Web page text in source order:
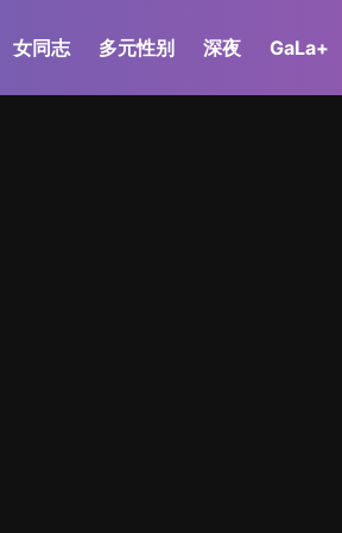
女同志 多元性别 深夜 GaLa+